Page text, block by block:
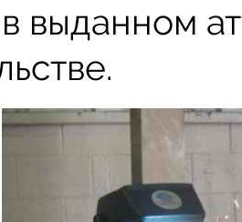
выданном